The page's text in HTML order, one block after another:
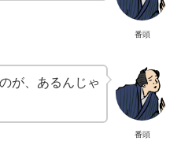
番頭
番頭
が、あるんじゃ